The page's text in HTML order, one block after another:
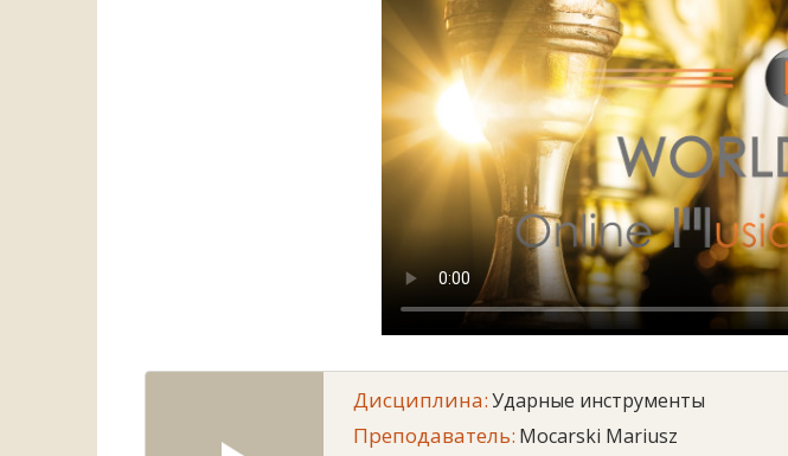
Дисциплина:Ударные инструменты
Преподаватель: Mocarski Mariusz